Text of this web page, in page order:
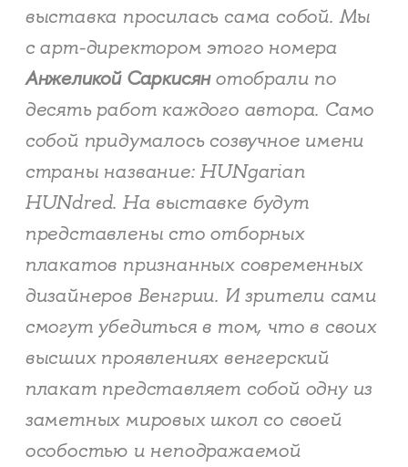
выставка просилась сама собой. Мы
с арт-директором этого номера
Анжеликой Саркисянотобрали по
десять работ каждого автора. Само
собой придумалось созвучное имени
страны название: HUNgarian
HUNdred. На выставке будут
представлены сто отборных
плакатов признанных современных
дизайнеров Венгрии. И зрители сами
смогут убедиться в том, что в своих
высших проявлениях венгерский
плакат представляет собой одну из
заметных мировых школ со своей
особостью и неподражаемой